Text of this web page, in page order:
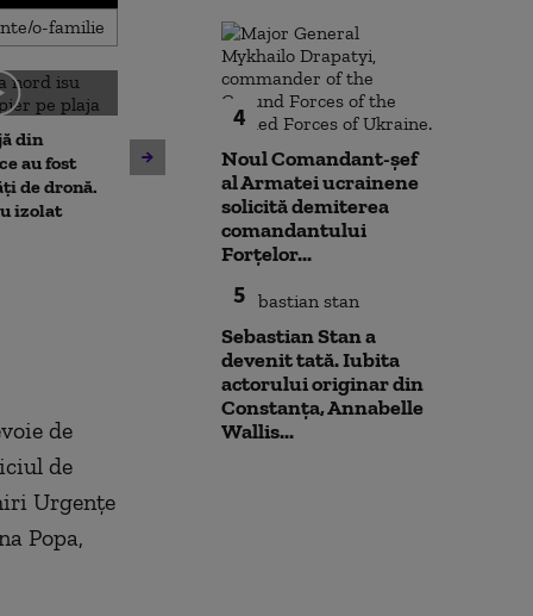
din
au fost
de dronă.
izolat
Amenzi pentru cei care
deranjează călătorii în
mijloacele de transport ale
STB. Pentru ce se vor da
Un asistent
pune la
de
de
Urgențe
Popa,
4
Noul Comandant-șef
al Armatei ucrainene
solicită demiterea
comandantului
Forțelor...
5
Sebastian Stan a
devenit tată. Iubita
actorului originar din
Constanța, Annabelle
Wallis...